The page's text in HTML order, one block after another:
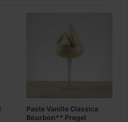
Paste Vanille Classica
Bourbon** Pregel